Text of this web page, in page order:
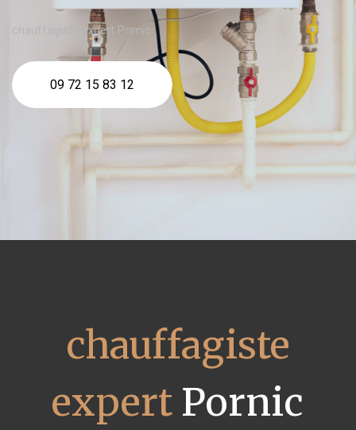
chauffagiste expert Pornic
09 72 15 83 12
chauffagiste
expert Pornic